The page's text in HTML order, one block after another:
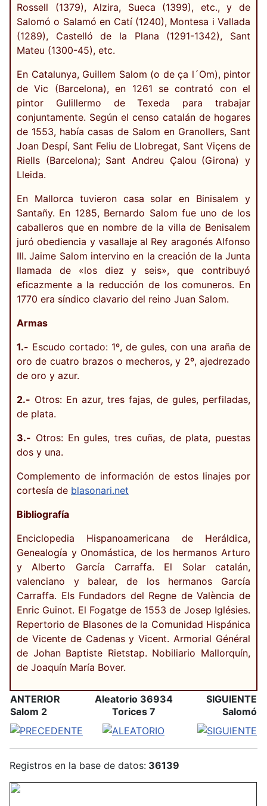
Rossell (1379), Alzira, Sueca (1399), etc., y de
Salomó o Salamó en Catí (1240), Montesa i Vallada
(1289), Castelló de la Plana (1291-1342), Sant
Mateu (1300-45), etc.
En Catalunya, Guillem Salom (o de ça l´Om), pintor
de Vic (Barcelona), en 1261 se contrató con el
pintor Gulillermo de Texeda para trabajar
conjuntamente. Según el censo catalán de hogares
de 1553, había casas de Salom en Granollers, Sant
Joan Despí, Sant Feliu de Llobregat, Sant Viçens de
Riells (Barcelona); Sant Andreu Çalou (Girona) y
Lleida.
En Mallorca tuvieron casa solar en Binisalem y
Santañy. En 1285, Bernardo Salom fue uno de los
caballeros que en nombre de la villa de Benisalem
juró obediencia y vasallaje al Rey aragonés Alfonso
III. Jaime Salom intervino en la creación de la Junta
llamada de «los diez y seis», que contribuyó
eficazmente a la reducción de los comuneros. En
1770 era síndico clavario del reino Juan Salom.
Armas
1.- Escudo cortado: 1º, de gules, con una araña de
oro de cuatro brazos o mecheros, y 2º, ajedrezado
de oro y azur.
2.- Otros: En azur, tres fajas, de gules, perfiladas,
de plata.
3.- Otros: En gules, tres cuñas, de plata, puestas
dos y una.
Complemento de información de estos linajes por
cortesía de blasonari.net
Bibliografía
Enciclopedia Hispanoamericana de Heráldica,
Genealogía y Onomástica, de los hermanos Arturo
y Alberto García Carraffa. El Solar catalán,
valenciano y balear, de los hermanos García
Carraffa. Els Fundadors del Regne de València de
Enric Guinot. El Fogatge de 1553 de Josep Iglésies.
Repertorio de Blasones de la Comunidad Hispánica
de Vicente de Cadenas y Vicent. Armorial Général
de Johan Baptiste Rietstap. Nobiliario Mallorquín,
de Joaquín María Bover.
ANTERIOR
Salom 2
Aleatorio 36934
Torices 7
SIGUIENTE
Salomó
Registros en la base de datos: 36139